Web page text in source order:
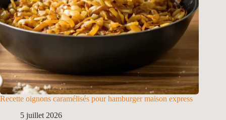
Recette oignons caramélisés pour hamburger maison express
5 juillet 2026